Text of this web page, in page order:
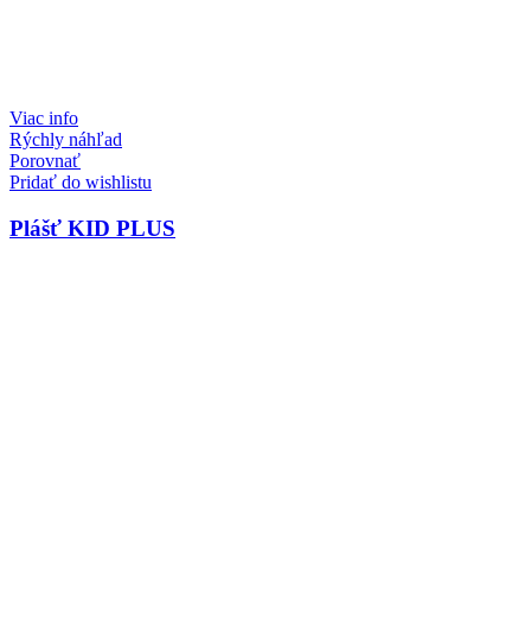
Viac info
Rýchly náhľad
Porovnať
Pridať do wishlistu
Plášť KID PLUS